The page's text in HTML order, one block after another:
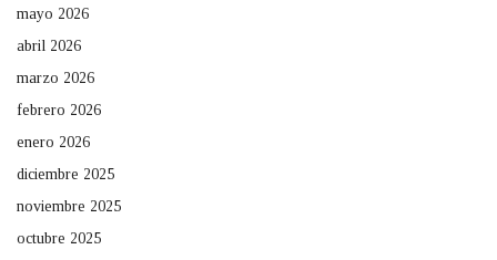
mayo 2026
abril 2026
marzo 2026
febrero 2026
enero 2026
diciembre 2025
noviembre 2025
octubre 2025